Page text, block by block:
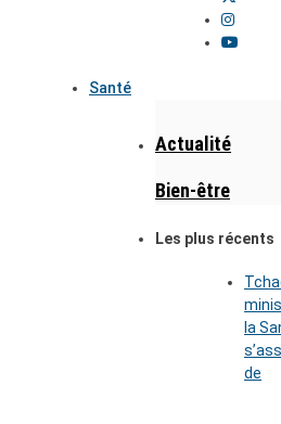
Santé
Actualité
Bien-être
Les plus récents
la
de